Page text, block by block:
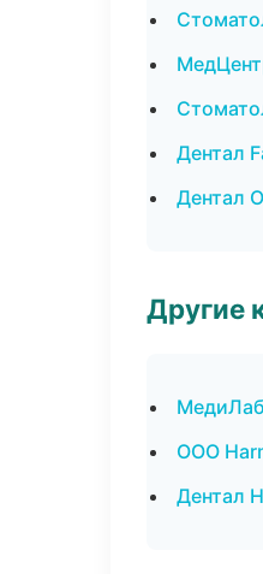
Дентал
Дентал
Другие
ООО
Дентал